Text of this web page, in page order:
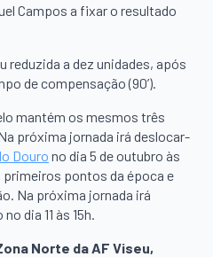
Campos a fixar o resultado
reduzida a dez unidades, após
de compensação (90’).
mantém os mesmos três
próxima jornada irá deslocar-
Douro no dia 5 de outubro às
primeiros pontos da época e
Na próxima jornada irá
dia 11 às 15h.
Norte da AF Viseu,